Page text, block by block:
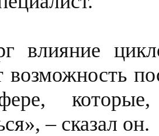
влияние
возможность
– сказал он.